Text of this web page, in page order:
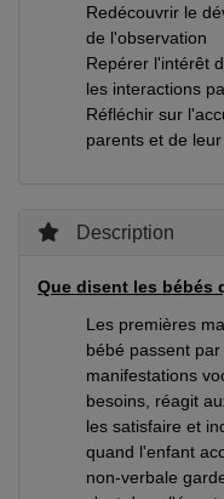
Redécouvrir le
de l'observation
Repérer l'intérêt
les interactions
Réfléchir sur
parents et de
Description
Que disent les bébés
Les premières
bébé passent
manifestations
besoins, réagit
les satisfaire et
quand l'enfant
non-verbale